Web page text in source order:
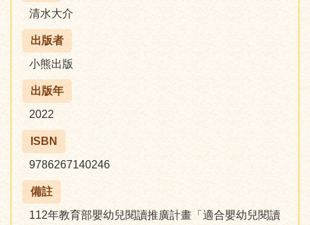
清水大介
出版者
小熊出版
出版年
2022
ISBN
9786267140246
備註
112年教育部嬰幼兒閱讀推廣計畫「適合嬰幼兒閱讀